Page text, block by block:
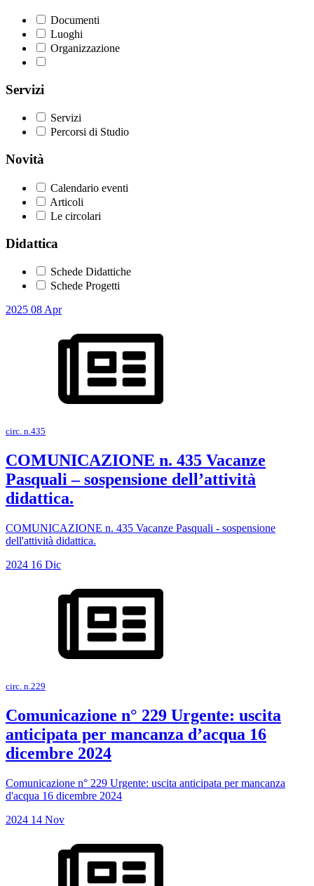
Documenti
Luoghi
Organizzazione
Servizi
Servizi
Percorsi di Studio
Novità
Calendario eventi
Articoli
Le circolari
Didattica
Schede Didattiche
Schede Progetti
2025 08 Apr
circ. n.435
COMUNICAZIONE n. 435 Vacanze
Pasquali – sospensione dell’attività
didattica.
COMUNICAZIONE n. 435 Vacanze Pasquali - sospensione
dell'attività didattica.
2024 16 Dic
circ. n.229
Comunicazione n° 229 Urgente: uscita
anticipata per mancanza d’acqua 16
dicembre 2024
Comunicazione n° 229 Urgente: uscita anticipata per mancanza
d'acqua 16 dicembre 2024
2024 14 Nov